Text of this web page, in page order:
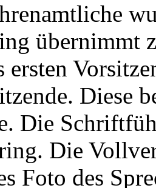
übernimmt
ersten
Diese
Die
Die
Foto des